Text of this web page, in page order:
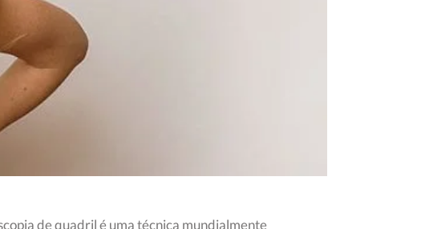
de quadril é uma técnica mundialmente